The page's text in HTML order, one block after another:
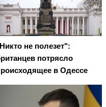
не полезет":
потрясло
в Одессе